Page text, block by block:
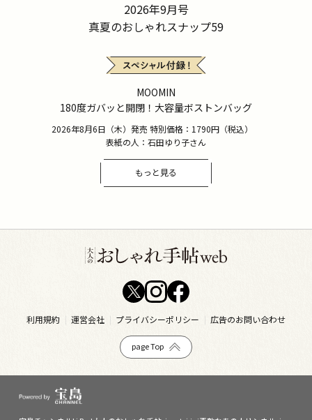
2026年9月号
真夏のおしゃれスナップ59
MOOMIN
180度ガバッと開閉！大容量ボストンバッグ
2026年8月6日（木）発売 特別価格：1790円（税込）
表紙の人：石田ゆり子さん
もっと見る
利用規約 運営会社 プライバシーポリシー 広告のお問い合わせ
page Top